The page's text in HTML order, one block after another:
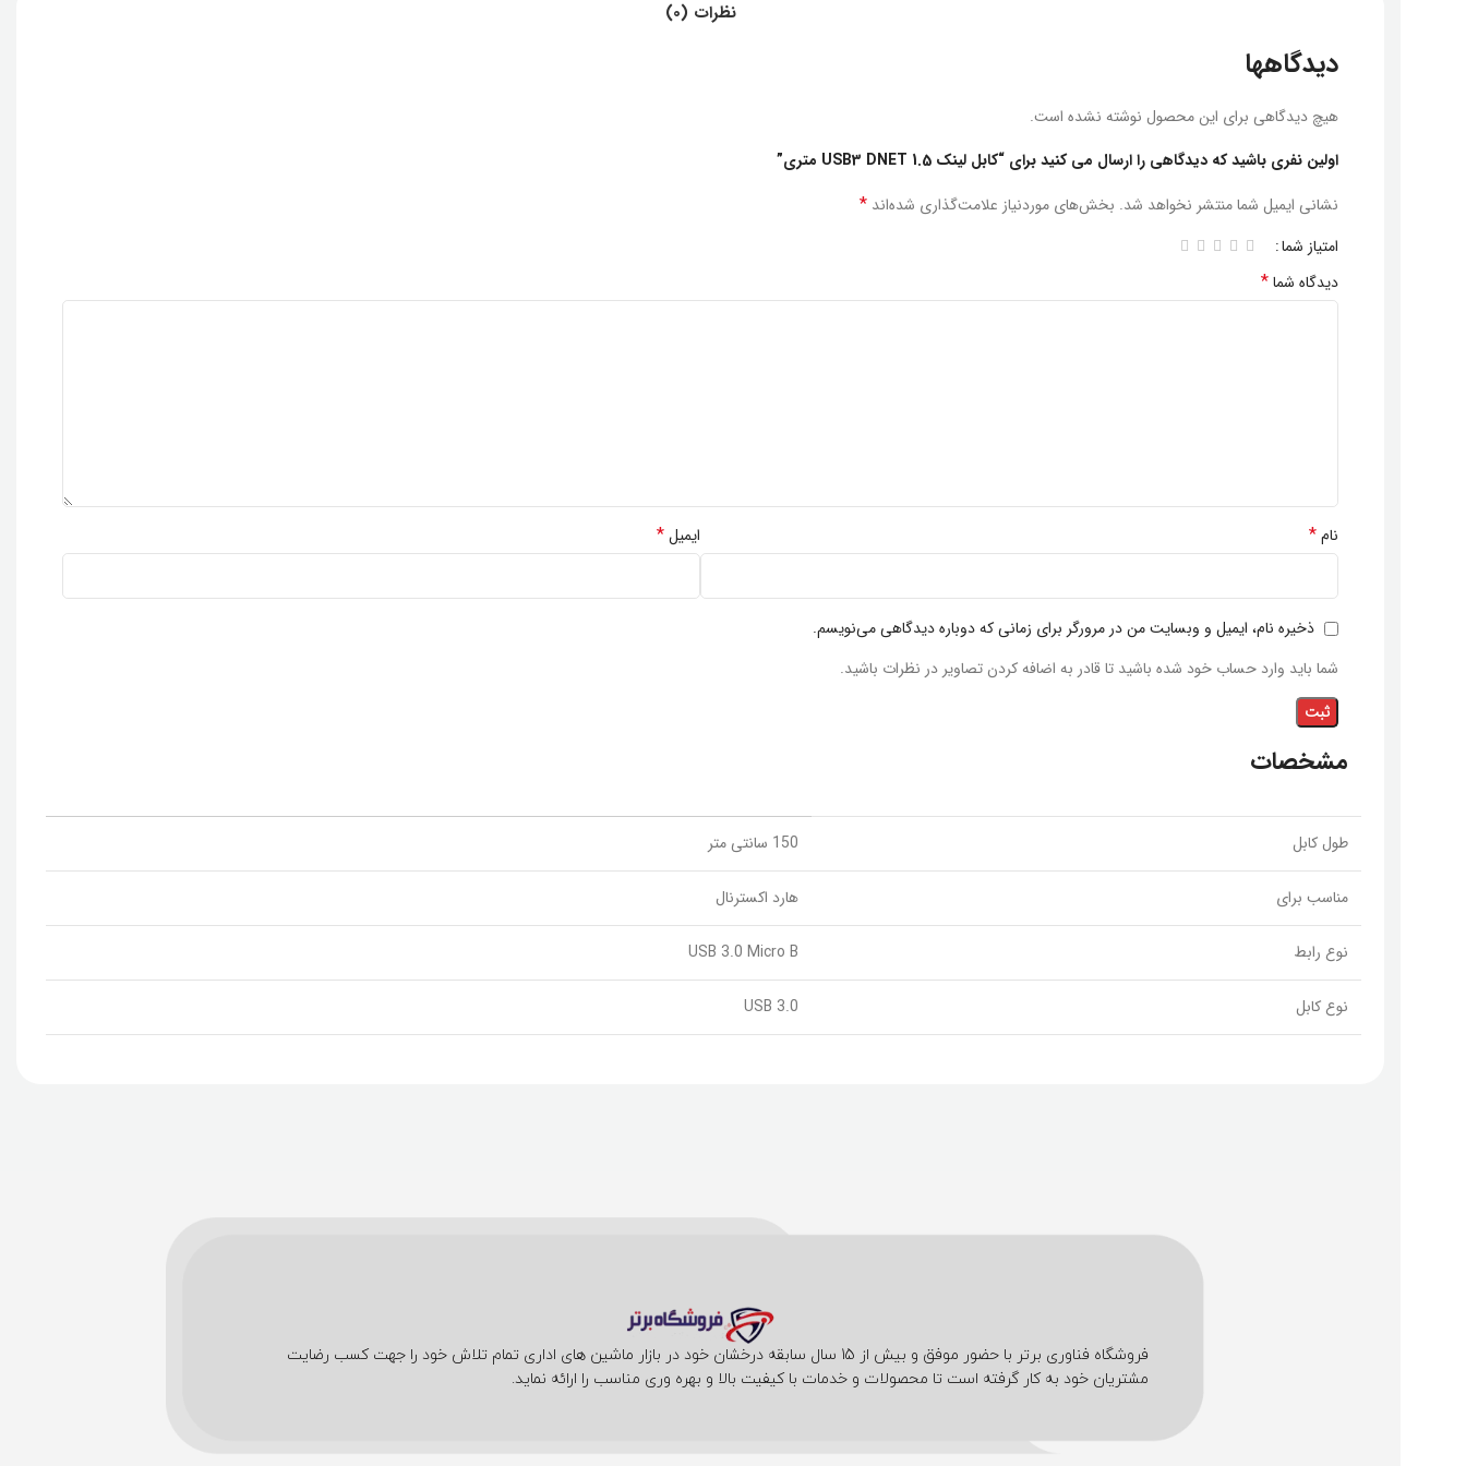
نظرات (0)
دیدگاهها
هیچ دیدگاهی برای این محصول نوشته نشده است.
اولین نفری باشید که دیدگاهی را ارسال می کنید برای “کابل لینک USB3 DNET 1.5 متری”
نشانی ایمیل شما منتشر نخواهد شد. بخش‌های موردنیاز علامت‌گذاری شده‌اند*
امتیاز شما
دیدگاه شما*
نام* ایمیل*
ذخیره نام، ایمیل و وبسایت من در مرورگر برای زمانی که دوباره دیدگاهی می‌نویسم.
شما باید وارد حساب خود شده باشید تا قادر به اضافه کردن تصاویر در نظرات باشید.
مشخصات
طول کابل 150 سانتی متر
مناسب برای هارد اکسترنال
نوع رابط USB 3.0 Micro B
نوع کابل USB 3.0
فروشگاه فناوری برتر با حضور موفق و بیش از 15 سال سابقه درخشان خود در بازار ماشین های اداری تمام تلاش خود را جهت کسب رضایت
مشتریان خود به کار گرفته است تا محصولات و خدمات با کیفیت بالا و بهره وری مناسب را ارائه نماید.